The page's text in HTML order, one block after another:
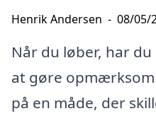
Henrik Andersen - 08/05/
Når du løber, har
at gøre
på en måde, der